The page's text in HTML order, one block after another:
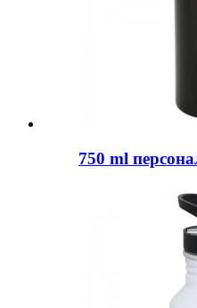
750 ml